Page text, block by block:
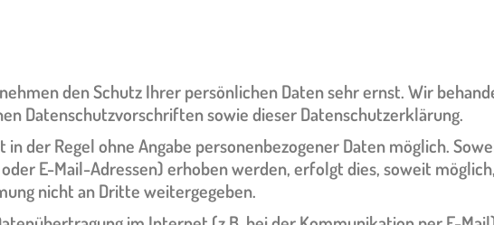
den Schutz Ihrer persönlichen Daten sehr ernst. Wir
Datenschutzvorschriften sowie dieser Datenschutzerklärung.
in der Regel ohne Angabe personenbezogener Daten möglich.
E-Mail-Adressen) erhoben werden, erfolgt dies, soweit
nicht an Dritte weitergegeben.